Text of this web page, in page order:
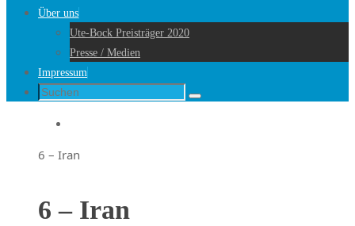
Über uns
Ute-Bock Preisträger 2020
Presse / Medien
Impressum
Suche
Suchen
Startseite
6 – Iran
6 – Iran